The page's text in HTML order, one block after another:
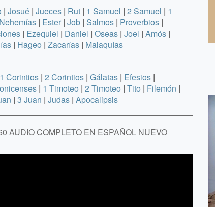
| Josué | Jueces | Rut | 1 Samuel | 2 Samuel | 1
Nehemías | Ester | Job | Salmos | Proverbios |
| Ezequiel | Daniel | Oseas | Joel | Amós |
| Hageo | Zacarías | Malaquías
1 Corintios | 2 Corintios | Gálatas | Efesios |
| 1 Timoteo | 2 Timoteo | Tito | Filemón |
| 3 Juan | Judas | Apocalipsis
AUDIO COMPLETO EN ESPAÑOL NUEVO